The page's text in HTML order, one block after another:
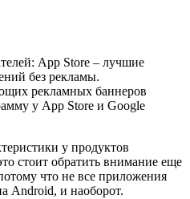
App Store – лучшие
без рекламы.
рекламных баннеров
у App Store и Google
у продуктов
стоит обратить внимание еще
что не все приложения
Android, и наоборот.